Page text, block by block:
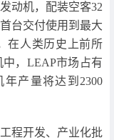
动机，配装空客32
台交付使用到最大
在人类历史上前所
，LEAP市场占有
年产量将达到2300
程开发、产业化批